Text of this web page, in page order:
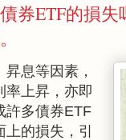
券ETF的損
息等因素，
率上昇，亦即
許多債券ETF
的損失，引